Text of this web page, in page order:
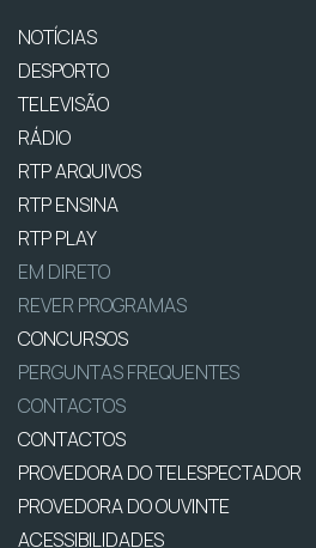
NOTÍCIAS
DESPORTO
TELEVISÃO
RÁDIO
RTP ARQUIVOS
RTP ENSINA
RTP PLAY
EM DIRETO
REVER PROGRAMAS
CONCURSOS
PERGUNTAS FREQUENTES
CONTACTOS
CONTACTOS
PROVEDORA DO TELESPECTADOR
PROVEDORA DO OUVINTE
ACESSIBILIDADES